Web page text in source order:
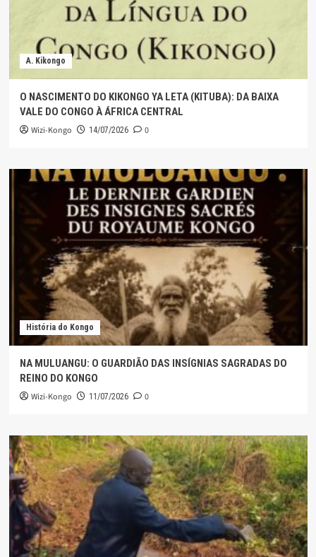
A. Kikongo
O NASCIMENTO DO KIKONGO YA LETA (KITUBA): DA BAIXA
VALE DO CONGO À ÁFRICA CENTRAL
Wizi-Kongo 14/07/2026 0
História do Kongo
NA MULUANGU: O GUARDIÃO DAS INSÍGNIAS SAGRADAS DO
REINO DO KONGO
Wizi-Kongo 11/07/2026 0